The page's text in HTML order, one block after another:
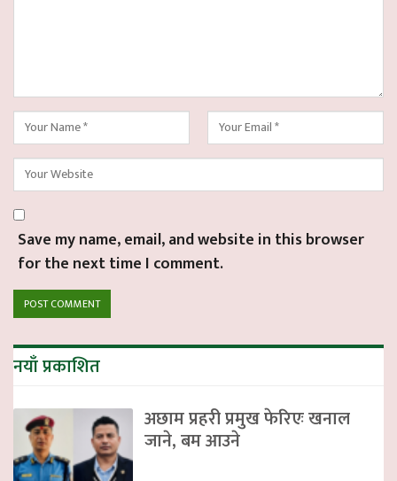
Save my name, email, and website in this browser
for the next time I comment.
नयाँ प्रकाशित
अछाम प्रहरी प्रमुख फेरिएः खनाल
जाने, बम आउने